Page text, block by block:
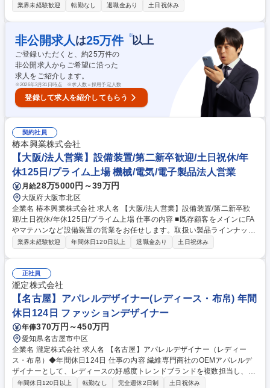
ーや金物屋さんへお届けするルート配送をお任せします。3t以下のトラッ
阜・三重）の既存顧客への納品（1日15件程度） ■商品の積み込み・荷卸
し（最大27kg程度の荷物もあります） ■お客様（小売店様）とのコミュニ
ケーションや納品時の対応 【扱う商品】建築現場で毎日使われるブルーシ
ート、ガラ袋、ヘルメット、安全用品など！短距離の配送が多く、夜勤な
ども一切なく18：30～19：00頃には仕事を終えられる為、家族や自分の
時間を大切にしながら長く働ける環境です。 募集職種 【清須市/土日祝休/
年間休120日/短距離ルート配送/未経験歓迎/夜間なし】
業界未経験歓迎 転勤なし 退職金あり 土日祝休み
非公開求人 は25万件 ※以上
ご登録いただくと、約25万件の
非公開求人からご希望に沿った
求人をご紹介します。
※2026年3月31日時点 ※求人数＝採用予定人数
登録して求人を紹介してもらう
契約社員
椿本興業株式会社
【大阪/法人営業】設備装置/第二新卒歓迎/土日祝休/年
休125日/プライム上場 機械/電気/電子製品法人営業
月給28万5000円～39万円
大阪府大阪市北区
企業名 椿本興業株式会社 求人名 【大阪/法人営業】設備装置/第二新卒歓
迎/土日祝休/年休125日/プライム上場 仕事の内容 ■既存顧客をメインにFA
やマテハンなど設備装置の営業をお任せします。取扱い製品ラインナップ
多く、お客様のご期待に沿えることが強みです。メーカーの勉強会なども
て終わりではなく、据え付け工事まで当社で請け負います。顧客要望の確
認、必要商材の選定、生産投資のプランニングから設計・仕様の決定、複
数のメーカーを横断しての折衝、納品まで、トータルにフォローします。
【業界】自動車、鉄道、医療、重工業、鉄鋼、物流など幅広い業界の根本
を機械を通じて支えています。 募集職種 【大阪/法人営業】設備装置/第二
新卒歓迎/土日祝休/年休125日/プライム上場
業界未経験歓迎 年間休日120日以上 退職金あり 土日祝休み
正社員
瀧定株式会社
【名古屋】アパレルデザイナー(レディース・布帛) 年間
休日124日 ファッションデザイナー
年俸370万円～450万円
愛知県名古屋市中区
企業名 瀧定株式会社 求人名 【名古屋】アパレルデザイナー（レディー
ス・布帛）◆年間休日124日 仕事の内容 繊維専門商社のOEMアパレルデ
ザイナーとして、レディースの好感度トレンドブランドを複数担当し、商
談からサンプル受注までの一連のデザイナー業務を担当いただきます。 ヤ
年間休日120日以上 転勤なし 完全週休2日制 土日祝休み